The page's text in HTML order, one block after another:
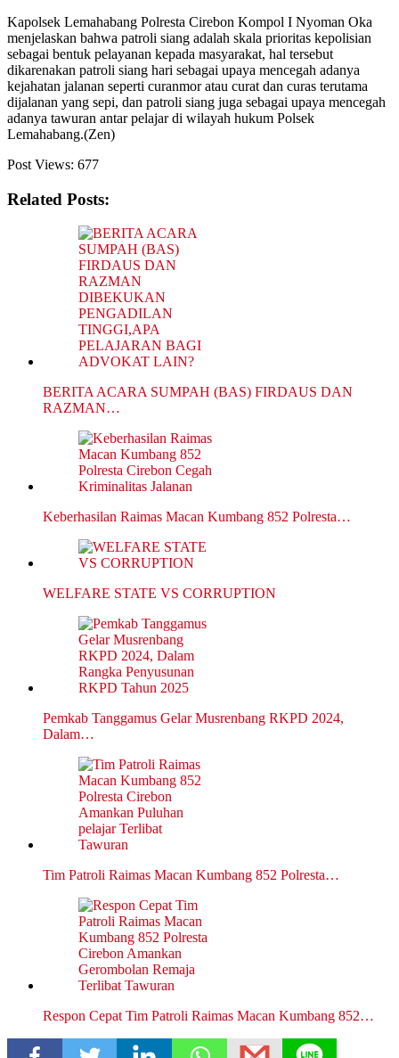
Kapolsek Lemahabang Polresta Cirebon Kompol I Nyoman Oka
menjelaskan bahwa patroli siang adalah skala prioritas kepolisian
sebagai bentuk pelayanan kepada masyarakat, hal tersebut
dikarenakan patroli siang hari sebagai upaya mencegah adanya
kejahatan jalanan seperti curanmor atau curat dan curas terutama
dijalanan yang sepi, dan patroli siang juga sebagai upaya mencegah
adanya tawuran antar pelajar di wilayah hukum Polsek
Lemahabang.(Zen)
Post Views: 677
Related Posts:
BERITA ACARA SUMPAH (BAS) FIRDAUS DAN
RAZMAN…
Keberhasilan Raimas Macan Kumbang 852 Polresta…
WELFARE STATE VS CORRUPTION
Pemkab Tanggamus Gelar Musrenbang RKPD 2024,
Dalam…
Tim Patroli Raimas Macan Kumbang 852 Polresta…
Respon Cepat Tim Patroli Raimas Macan Kumbang 852…